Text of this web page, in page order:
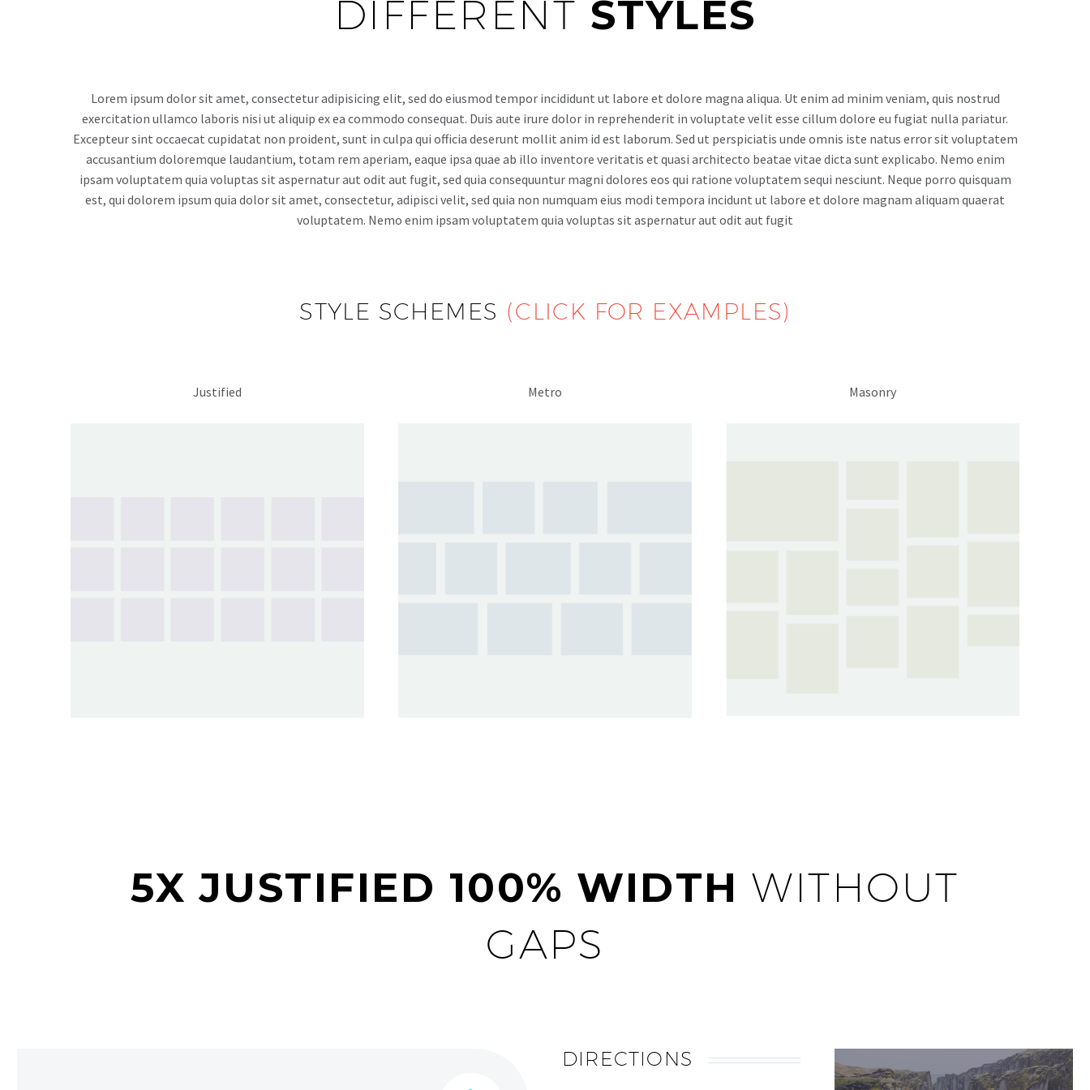
DIFFERENT STYLES
Lorem ipsum dolor sit amet, consectetur adipisicing elit, sed do eiusmod tempor incididunt ut labore et dolore magna aliqua. Ut enim ad minim veniam, quis nostrud
exercitation ullamco laboris nisi ut aliquip ex ea commodo consequat. Duis aute irure dolor in reprehenderit in voluptate velit esse cillum dolore eu fugiat nulla pariatur.
Excepteur sint occaecat cupidatat non proident, sunt in culpa qui officia deserunt mollit anim id est laborum. Sed ut perspiciatis unde omnis iste natus error sit voluptatem
accusantium doloremque laudantium, totam rem aperiam, eaque ipsa quae ab illo inventore veritatis et quasi architecto beatae vitae dicta sunt explicabo. Nemo enim
ipsam voluptatem quia voluptas sit aspernatur aut odit aut fugit, sed quia consequuntur magni dolores eos qui ratione voluptatem sequi nesciunt. Neque porro quisquam
est, qui dolorem ipsum quia dolor sit amet, consectetur, adipisci velit, sed quia non numquam eius modi tempora incidunt ut labore et dolore magnam aliquam quaerat
voluptatem. Nemo enim ipsam voluptatem quia voluptas sit aspernatur aut odit aut fugit
STYLE SCHEMES (CLICK FOR EXAMPLES)
Justified Metro Masonry
5X JUSTIFIED 100% WIDTHWITHOUT
GAPS
DIRECTIONS